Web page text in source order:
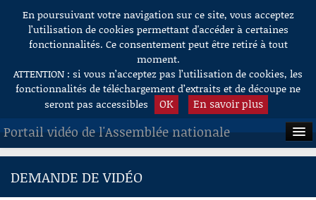
Aller au contenu
En poursuivant votre navigation sur ce site, vous acceptez
l’utilisation de cookies permettant d'accéder à certaines
fonctionnalités. Ce consentement peut être retiré à tout
moment.
ATTENTION : si vous n’acceptez pas l’utilisation de cookies, les
fonctionnalités de téléchargement d’extraits et de découpe ne
seront pas accessibles
OK En savoir plus
Portail vidéo de l'Assemblée nationale
ACCUEIL
DEMANDE DE VIDÉO